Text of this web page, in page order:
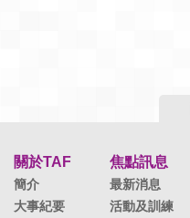
關於TAF
簡介
大事紀要
焦點訊息
最新消息
活動及訓練